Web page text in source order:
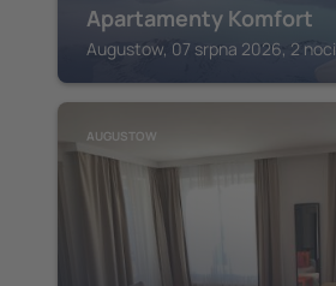
Apartamenty Komfort
Augustow, 07 srpna 2026, 2 noci
AUGUSTOW